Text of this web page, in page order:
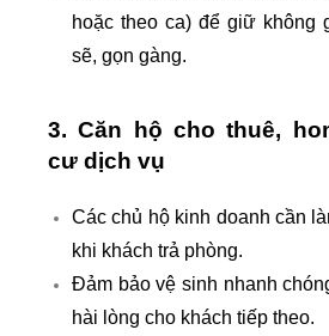
hoặc theo ca) để giữ không
sẽ, gọn gàng.
3. Căn hộ cho thuê,
cư dịch vụ
Các chủ hộ kinh doanh cần
khi khách trả phòng.
Đảm bảo vệ sinh nhanh
hài lòng cho khách tiếp theo.